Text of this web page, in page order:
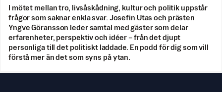
I mötet mellan tro, livsåskådning, kultur och politik uppstår
frågor som saknar enkla svar. Josefin Utas och prästen
Yngve Göransson leder samtal med gäster som delar
erfarenheter, perspektiv och idéer – från det djupt
personliga till det politiskt laddade. En podd för dig som vill
förstå mer än det som syns på ytan.